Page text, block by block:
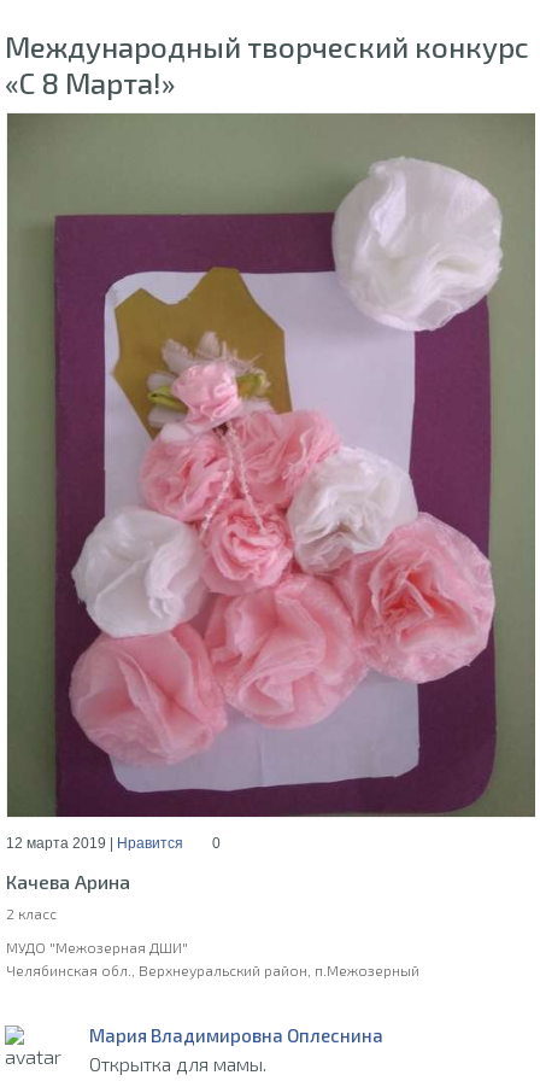
Международный творческий конкурс
«С 8 Марта!»
12 марта 2019 | Нравится 0
Качева Арина
2 класс
МУДО "Межозерная ДШИ"
Челябинская обл., Верхнеуральский район, п.Межозерный
Мария Владимировна Оплеснина
Открытка для мамы.